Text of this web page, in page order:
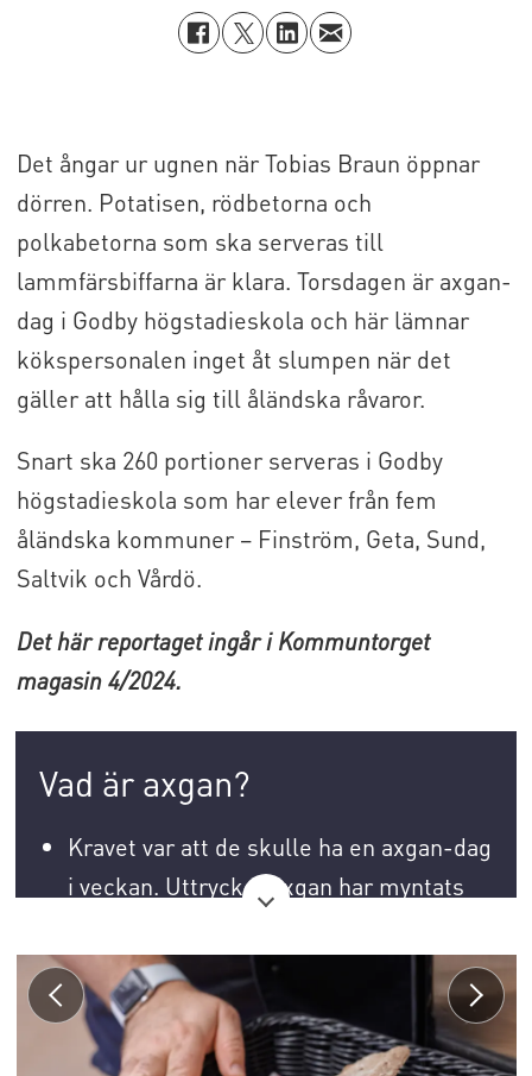
Det ångar ur ugnen när Tobias Braun öppnar
dörren. Potatisen, rödbetorna och
polkabetorna som ska serveras till
lammfärsbiffarna är klara. Torsdagen är axgan-
dag i Godby högstadieskola och här lämnar
kökspersonalen inget åt slumpen när det
gäller att hålla sig till åländska råvaror.
Snart ska 260 portioner serveras i Godby
högstadieskola som har elever från fem
åländska kommuner – Finström, Geta, Sund,
Saltvik och Vårdö.
Det här reportaget ingår i Kommuntorget
magasin 4/2024.
Vad är axgan?
Kravet var att de skulle ha en axgan-dag
i veckan. Uttrycket axgan har myntats
domännamn ax och stavelsen gan från
vegan.
Axgan kan stå både för en person som